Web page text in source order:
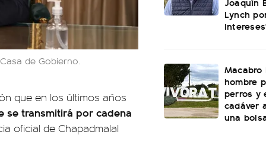
de Gobierno.
que en los últimos años
se transmitirá por cadena
oficial de Chapadmalal
Lynch
Macabro
hombre
perros y
cadáver
una